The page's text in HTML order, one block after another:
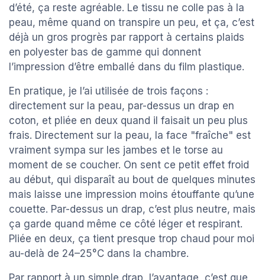
d’été, ça reste agréable. Le tissu ne colle pas à la
peau, même quand on transpire un peu, et ça, c’est
déjà un gros progrès par rapport à certains plaids
en polyester bas de gamme qui donnent
l’impression d’être emballé dans du film plastique.
En pratique, je l’ai utilisée de trois façons :
directement sur la peau, par-dessus un drap en
coton, et pliée en deux quand il faisait un peu plus
frais. Directement sur la peau, la face "fraîche" est
vraiment sympa sur les jambes et le torse au
moment de se coucher. On sent ce petit effet froid
au début, qui disparaît au bout de quelques minutes
mais laisse une impression moins étouffante qu’une
couette. Par-dessus un drap, c’est plus neutre, mais
ça garde quand même ce côté léger et respirant.
Pliée en deux, ça tient presque trop chaud pour moi
au-delà de 24–25°C dans la chambre.